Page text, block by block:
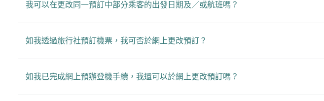
我可以在更改同一預訂中部分乘客的出發日期及／或航班嗎？
如我透過旅行社預訂機票，我可否於網上更改預訂？
如我已完成網上預辦登機手續，我還可以於網上更改預訂嗎？